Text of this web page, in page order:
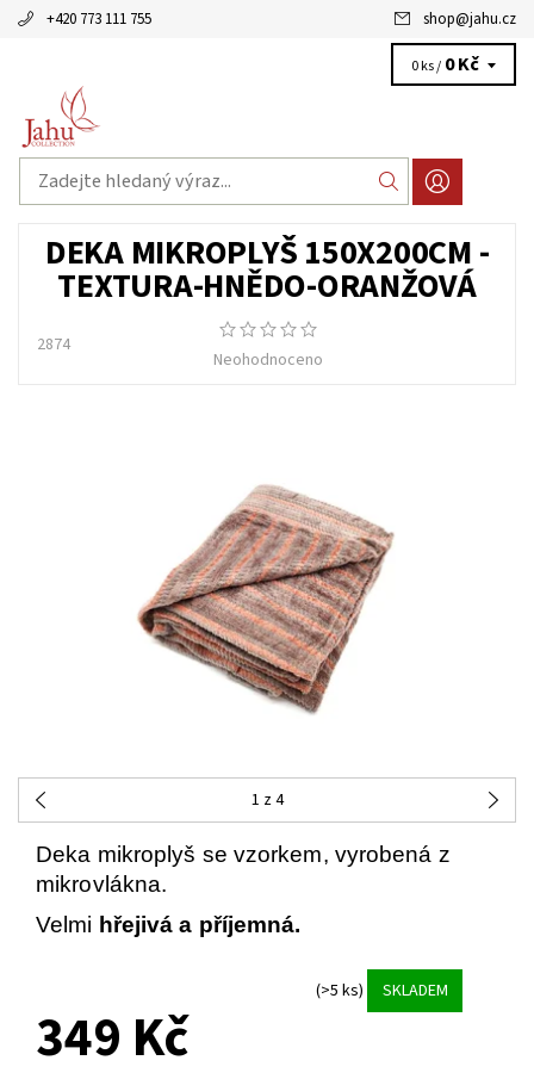
+420 773 111 755 shop@jahu.cz
0 ks / 0 Kč
DEKA MIKROPLYŠ 150X200CM -
TEXTURA-HNĚDO-ORANŽOVÁ
2874
Neohodnoceno
1 z 4
Deka mikroplyš se vzorkem, vyrobená z
mikrovlákna.
Velmi hřejivá a příjemná.
(>5 ks) SKLADEM
349 Kč